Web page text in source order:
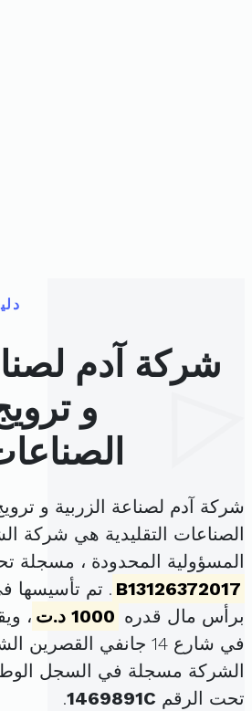
شركة آدم
و
شركة آدم لصناعة الزربية و
الصناعات التقليدية هي شركة
المسؤولية المحدودة ، مسجلة
B13126372017
برأس مال قدره 1000 د.ت
،
في شارع 14 جانفي القصرين الشمالية (
الشركة مسجلة في السجل
تحت الرقم 1469891C
.